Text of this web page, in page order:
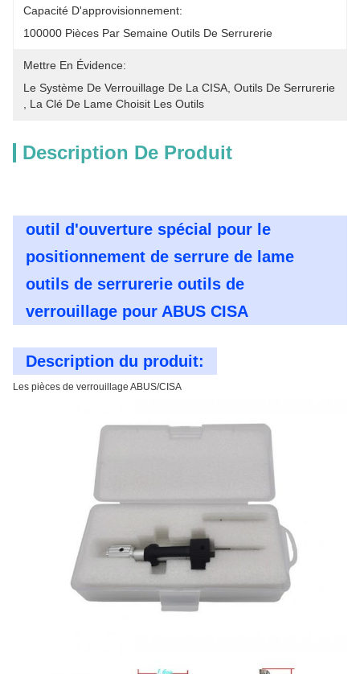
Capacité D'approvisionnement:
100000 Pièces Par Semaine Outils De Serrurerie
Mettre En Évidence:
Le Système De Verrouillage De La CISA Outils De Serrurerie
La Clé De Lame Choisit Les Outils
Description De Produit
outil d'ouverture spécial pour le
positionnement de serrure de lame
outils de serrurerie outils de
verrouillage pour ABUS CISA
Description du produit:
Les pièces de verrouillage ABUS/CISA